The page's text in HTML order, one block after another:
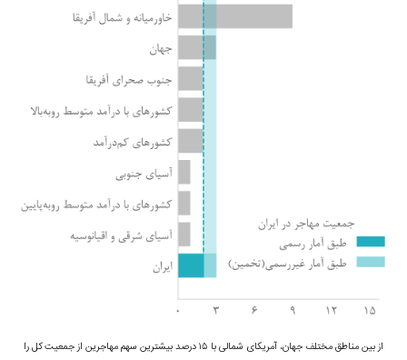
از بین مناطق مختلف جهان، آمریکای شمالی با ۱۵ درصد بیشترین سهم مهاجرین از جمعیت کل را